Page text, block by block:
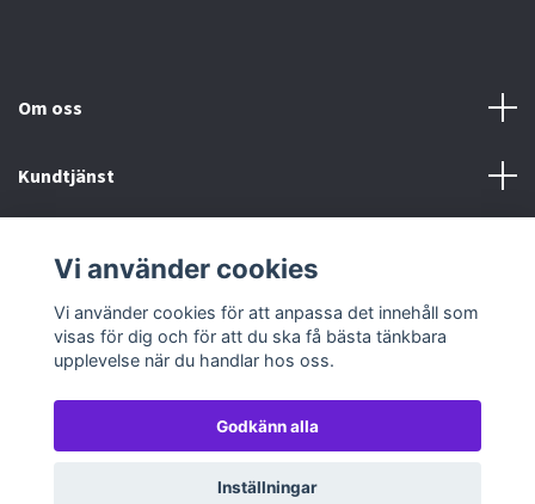
Om oss
Kundtjänst
Sociala medier
© 2026 TableTopGames
Vi använder cookies
Vi använder cookies för att anpassa det innehåll som
visas för dig och för att du ska få bästa tänkbara
upplevelse när du handlar hos oss.
Godkänn alla
Inställningar